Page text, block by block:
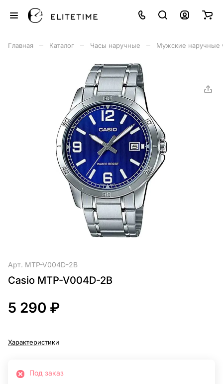
Главная Каталог Часы наручные Мужские наручные
Арт. MTP-V004D-2B
Casio MTP-V004D-2B
5 290 ₽
Характеристики
Под заказ